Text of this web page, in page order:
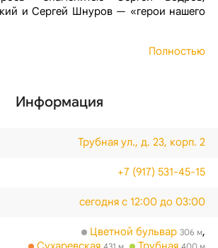
и Сергей Шнуров — «герои нашего
Полностью
Информация
Трубная ул., д. 23, корп. 2
+7 (917) 531-45-15
сегодня с 12:00 до 03:00
Цветной бульвар 306 м,